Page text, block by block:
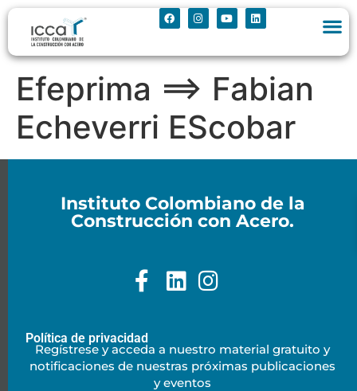
Efeprima ==> Fabian
Echeverri EScobar
Instituto Colombiano de la
Construcción con Acero.
Política de privacidad
Regístrese y acceda a nuestro material gratuito y
notificaciones de nuestras próximas publicaciones
y eventos